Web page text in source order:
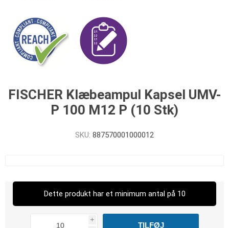
FISCHER Klæbeampul Kapsel UMV-
P 100 M12 P (10 Stk)
SKU: 887570001000012
Dette produkt har et minimum antal på 10
i